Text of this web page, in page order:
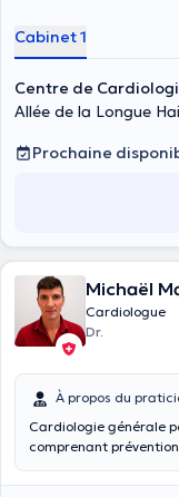
Cabinet 1
Centre de
Allée de la
Prochaine
Michaël
Cardiologue
Dr.
À propos du
Cardiologie générale
comprenant